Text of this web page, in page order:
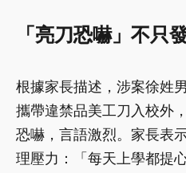
「亮刀恐嚇」不只
根據家長描述，涉案徐姓
攜帶違禁品美工刀入校外
恐嚇，言語激烈。家長表
理壓力：「每天上學都提